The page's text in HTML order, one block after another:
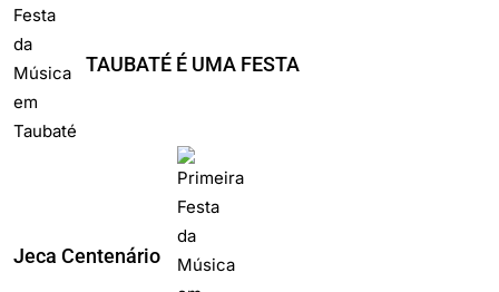
TAUBATÉ É UMA FESTA
Jeca Centenário